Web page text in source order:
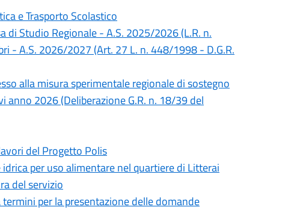
e Trasporto Scolastico
Studio Regionale - A.S. 2025/2026 (L.R. n.
- A.S. 2026/2027 (Art. 27 L. n. 448/1998 - D.G.R.
alla misura sperimentale regionale di sostegno
2026 (Deliberazione G.R. n. 18/39 del
del Progetto Polis
per uso alimentare nel quartiere di Litterai
del servizio
per la presentazione delle domande